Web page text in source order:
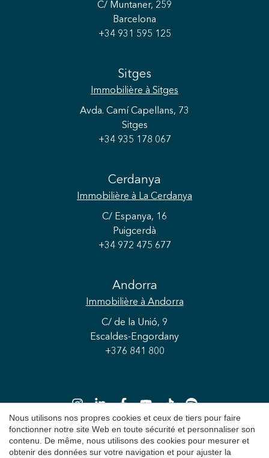
C/ Muntaner, 259
Barcelona
+34 931 595 125
Sitges
Immobilière à Sitges
Avda. Camí Capellans, 73
Sitges
+34 935 178 067
Cerdanya
Immobilière à La Cerdanya
C/ Espanya, 16
Puigcerdà
+34 972 475 677
Andorra
Immobilière à Andorra
C/ de la Unió, 9
Escaldes-Engordany
+376 841 800
Nous utilisons nos propres cookies et ceux de tiers pour faire
fonctionner notre site Web en toute sécurité et personnaliser son
contenu. De même, nous utilisons des cookies pour mesurer et
obtenir des données sur votre navigation et pour ajuster la
Enregistrer les paramètres Tout accepter